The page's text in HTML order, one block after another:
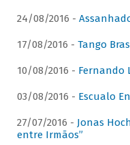
24/08/2016 -
17/08/2016 - Tango
10/08/2016 - Fernando
03/08/2016 - Escualo
27/07/2016 - Jonas
entre Irmãos”